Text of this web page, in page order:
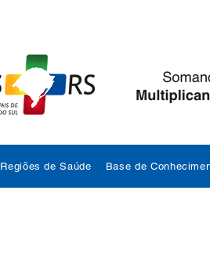
Regiões de Saúde Base de